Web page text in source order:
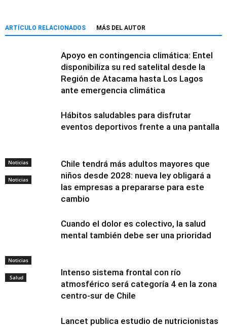
ARTÍCULO RELACIONADOS MÁS DEL AUTOR
Noticias
Apoyo en contingencia climática: Entel
disponibiliza su red satelital desde la
Región de Atacama hasta Los Lagos
ante emergencia climática
Noticias
Hábitos saludables para disfrutar
eventos deportivos frente a una pantalla
Noticias
Chile tendrá más adultos mayores que
niños desde 2028: nueva ley obligará a
las empresas a prepararse para este
cambio
Salud
Cuando el dolor es colectivo, la salud
mental también debe ser una prioridad
Intenso sistema frontal con río
atmosférico será categoría 4 en la zona
centro-sur de Chile
Lancet publica estudio de nutricionistas